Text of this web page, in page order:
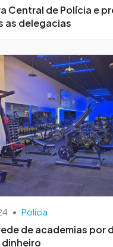
Central de Polícia e
as delegacias
• Polícia
de academias por
dinheiro